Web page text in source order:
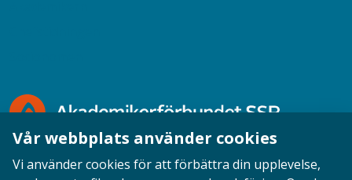
Vår webbplats använder cookies
Vi använder cookies för att förbättra din upplevelse,